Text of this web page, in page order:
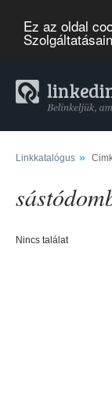
Ez az oldal
Linkkatalógus »
Nincs találat